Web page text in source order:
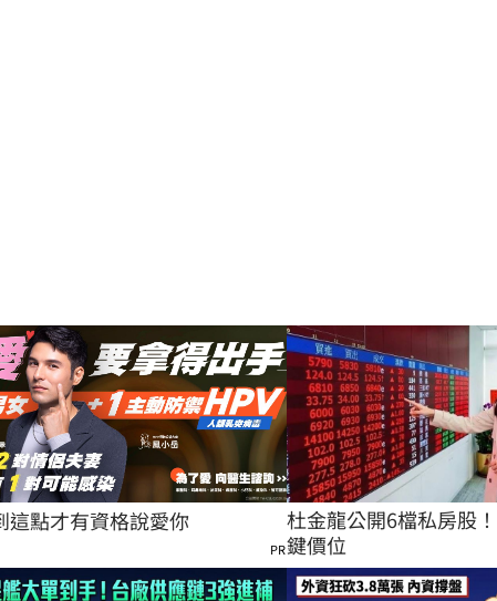
這點才有資格說愛你
PR
杜金龍公開6檔私房股
鍵價位